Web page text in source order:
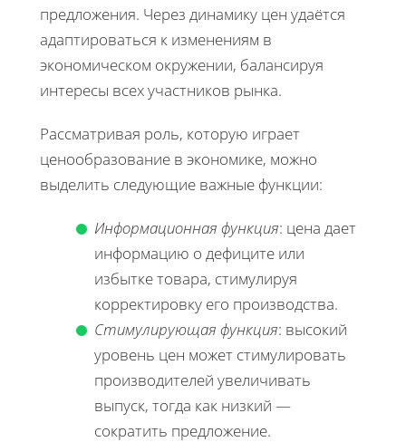
предложения. Через динамику цен удаётся
адаптироваться к изменениям в
экономическом окружении, балансируя
интересы всех участников рынка.
Рассматривая роль, которую играет
ценообразование в экономике, можно
выделить следующие важные функции:
Информационная функция: цена дает
информацию о дефиците или
избытке товара, стимулируя
корректировку его производства.
Стимулирующая функция: высокий
уровень цен может стимулировать
производителей увеличивать
выпуск, тогда как низкий —
сократить предложение.